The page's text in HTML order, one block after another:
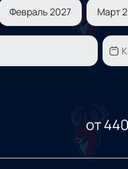
Февраль 2027 Март
от